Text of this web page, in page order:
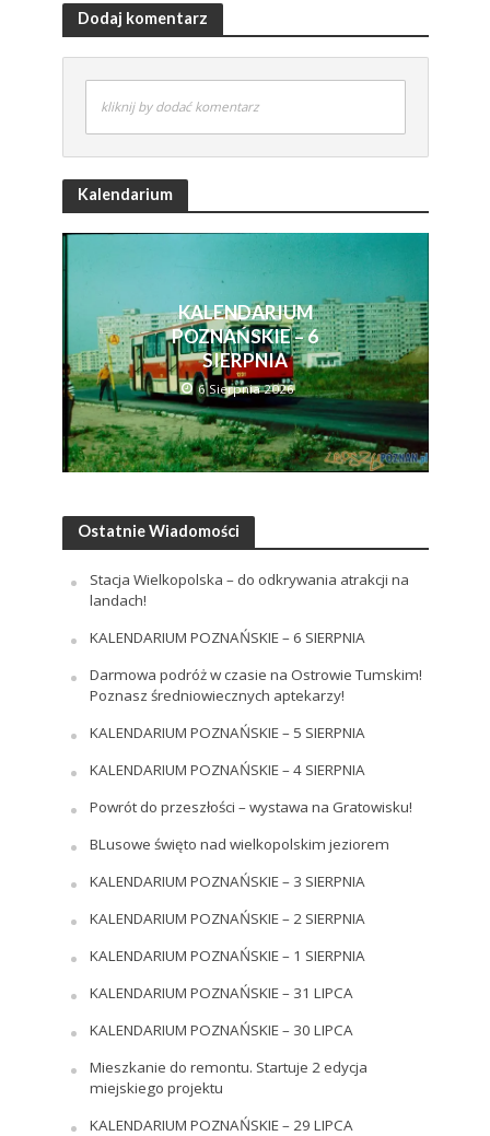
Dodaj komentarz
kliknij by dodać komentarz
Kalendarium
KALENDARIUM
POZNAŃSKIE – 6
SIERPNIA
6 Sierpnia 2026
Ostatnie Wiadomości
Stacja Wielkopolska – do odkrywania atrakcji na
landach!
KALENDARIUM POZNAŃSKIE – 6 SIERPNIA
Darmowa podróż w czasie na Ostrowie Tumskim!
Poznasz średniowiecznych aptekarzy!
KALENDARIUM POZNAŃSKIE – 5 SIERPNIA
KALENDARIUM POZNAŃSKIE – 4 SIERPNIA
Powrót do przeszłości – wystawa na Gratowisku!
BLusowe święto nad wielkopolskim jeziorem
KALENDARIUM POZNAŃSKIE – 3 SIERPNIA
KALENDARIUM POZNAŃSKIE – 2 SIERPNIA
KALENDARIUM POZNAŃSKIE – 1 SIERPNIA
KALENDARIUM POZNAŃSKIE – 31 LIPCA
KALENDARIUM POZNAŃSKIE – 30 LIPCA
Mieszkanie do remontu. Startuje 2 edycja
miejskiego projektu
KALENDARIUM POZNAŃSKIE – 29 LIPCA